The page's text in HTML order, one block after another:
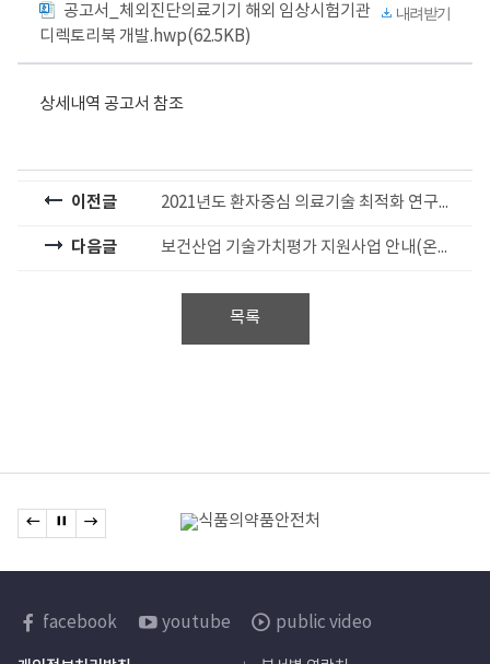
공고서_체외진단의료기기 해외 임상시험기관
디렉토리북 개발.hwp(62.5KB)
내려받기
상세내역 공고서 참조
이전글 2021년도 환자중심 의료기술 최적화 연구사업 신규과제 예비선정 대상과제 공지
다음글 보건산업 기술가치평가 지원사업 안내(온라인 수시 접수)
목록
관련기관
이전 배너로 이동
배너 정지다음 배너로 이동
한국보건산업진흥원
facebook youtube public video